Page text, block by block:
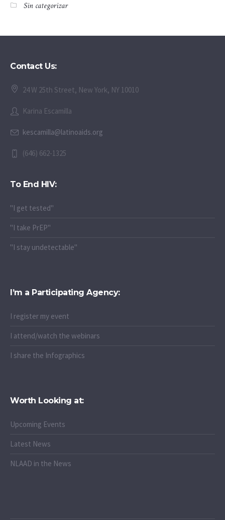
Sin categorizar
Contact Us:
24 W 25th Street, New York, NY 10010
Karina Escamilla
kescamilla@latinoaids.org
(646) 662-1325
To End HIV:
"I get tested"
"I take PrEP"
"I stay undetectable"
I’m a Participating Agency:
I register my event
I attend/watch the webinars
I share the Infographics
Worth Looking at:
Upcoming Events
Latest News
NLAAD in the News